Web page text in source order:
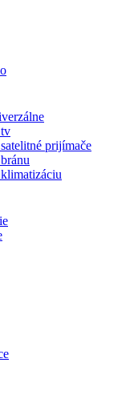
prijímače